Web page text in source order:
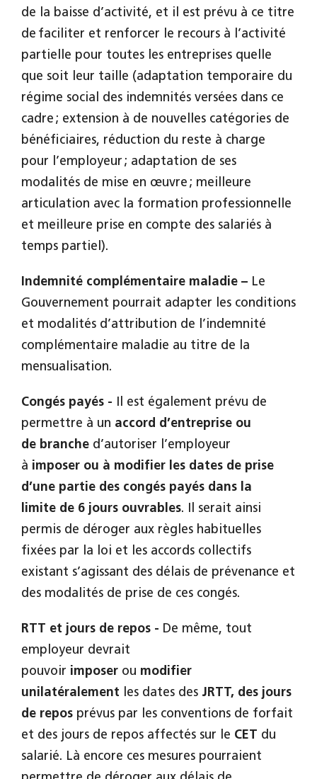
de la baisse d’activité, et il est prévu à ce titre
de faciliter et renforcer le recours à l’activité
partielle pour toutes les entreprises quelle
que soit leur taille (adaptation temporaire du
régime social des indemnités versées dans ce
cadre ; extension à de nouvelles catégories de
bénéficiaires, réduction du reste à charge
pour l’employeur ; adaptation de ses
modalités de mise en œuvre ; meilleure
articulation avec la formation professionnelle
et meilleure prise en compte des salariés à
temps partiel).
Indemnité complémentaire maladie – Le
Gouvernement pourrait adapter les conditions
et modalités d’attribution de l’indemnité
complémentaire maladie au titre de la
mensualisation.
Congés payés - Il est également prévu de
permettre à un accord d’entreprise ou
de branche d’autoriser l’employeur
à imposer ou à modifier les dates de prise
d’une partie des congés payés dans la
limite de 6 jours ouvrables. Il serait ainsi
permis de déroger aux règles habituelles
fixées par la loi et les accords collectifs
existant s’agissant des délais de prévenance et
des modalités de prise de ces congés.
RTT et jours de repos - De même, tout
employeur devrait
pouvoir imposer ou modifier
unilatéralement les dates des JRTT, des jours
de repos prévus par les conventions de forfait
et des jours de repos affectés sur le CET du
salarié. Là encore ces mesures pourraient